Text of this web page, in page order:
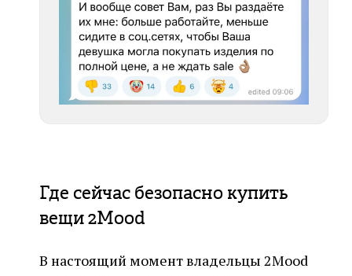
Где сейчас безопасно купить
вещи 2Mood
В настоящий момент владельцы 2Mood